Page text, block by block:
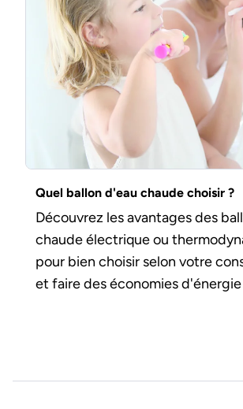
Quel ballon d'eau chaude choisir ?
Découvrez les avantages des
chaude électrique ou
pour bien choisir selon votre
et faire des économies d'énergie